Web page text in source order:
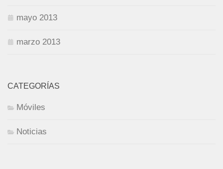
mayo 2013
marzo 2013
CATEGORÍAS
Móviles
Noticias